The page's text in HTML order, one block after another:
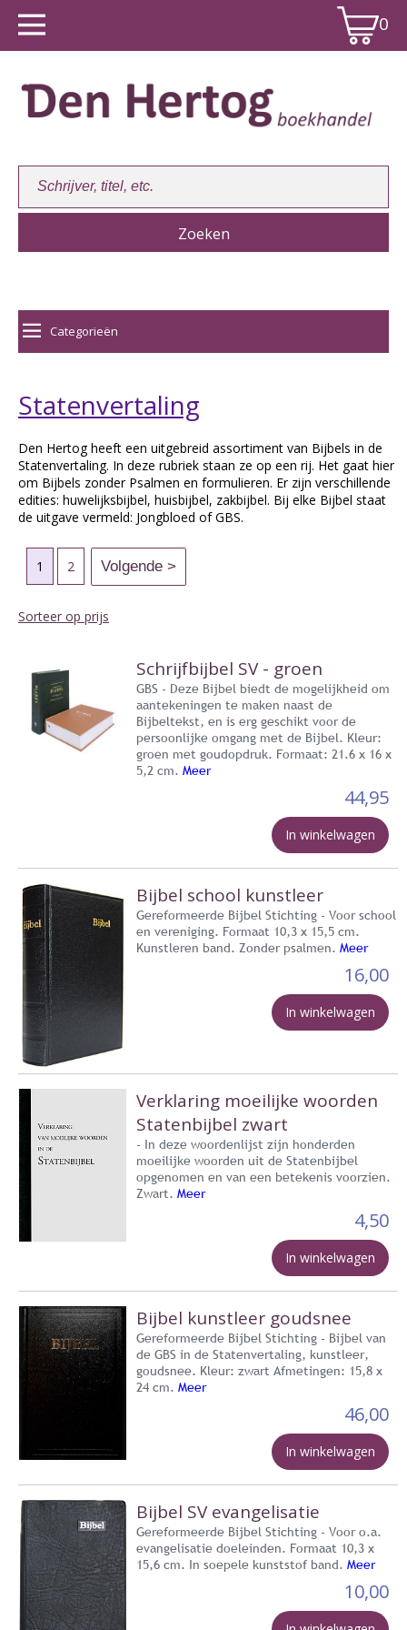
0
Winkelwagen:0
Categorieën
Statenvertaling
Den Hertog heeft een uitgebreid assortiment van Bijbels in de
Statenvertaling. In deze rubriek staan ze op een rij. Het gaat hier
om Bijbels zonder Psalmen en formulieren. Er zijn verschillende
edities: huwelijksbijbel, huisbijbel, zakbijbel. Bij elke Bijbel staat
de uitgave vermeld: Jongbloed of GBS.
1 2
Sorteer op prijs
Schrijfbijbel SV - groen
GBS - Deze Bijbel biedt de mogelijkheid om
aantekeningen te maken naast de
Bijbeltekst, en is erg geschikt voor de
persoonlijke omgang met de Bijbel. Kleur:
groen met goudopdruk. Formaat: 21.6 x 16 x
5,2 cm. Meer
44,95
In winkelwagen
Bijbel school kunstleer
Gereformeerde Bijbel Stichting - Voor school
en vereniging. Formaat 10,3 x 15,5 cm.
Kunstleren band. Zonder psalmen. Meer
16,00
In winkelwagen
Verklaring moeilijke woorden
Statenbijbel zwart
- In deze woordenlijst zijn honderden
moeilijke woorden uit de Statenbijbel
opgenomen en van een betekenis voorzien.
Zwart. Meer
4,50
In winkelwagen
Bijbel kunstleer goudsnee
Gereformeerde Bijbel Stichting - Bijbel van
de GBS in de Statenvertaling, kunstleer,
goudsnee. Kleur: zwart Afmetingen: 15,8 x
24 cm. Meer
46,00
In winkelwagen
Bijbel SV evangelisatie
Gereformeerde Bijbel Stichting - Voor o.a.
evangelisatie doeleinden. Formaat 10,3 x
15,6 cm. In soepele kunststof band. Meer
10,00